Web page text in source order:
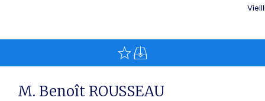
M. Benoît ROUSSEAU